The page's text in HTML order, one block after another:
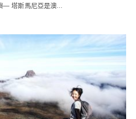
— 塔斯馬尼亞是澳...